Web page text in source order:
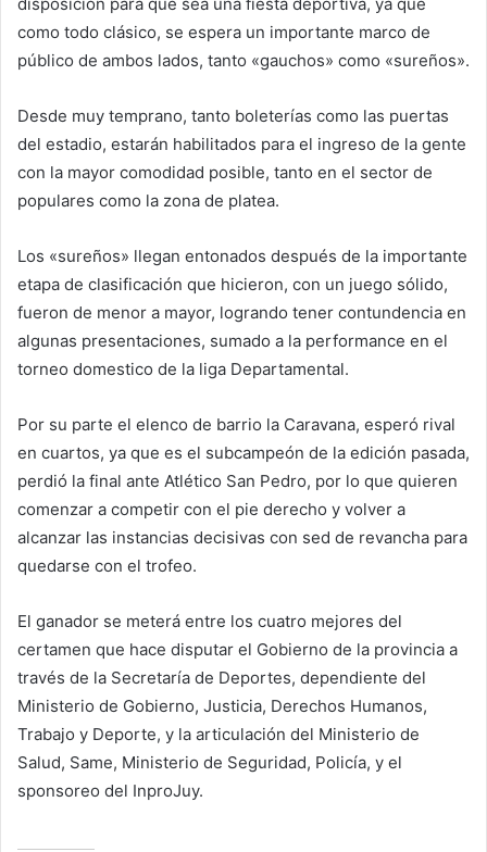
como todo clásico, se espera un importante marco de
público de ambos lados, tanto «gauchos» como «sureños».
Desde muy temprano, tanto boleterías como las puertas
del estadio, estarán habilitados para el ingreso de la gente
con la mayor comodidad posible, tanto en el sector de
populares como la zona de platea.
Los «sureños» llegan entonados después de la importante
etapa de clasificación que hicieron, con un juego sólido,
fueron de menor a mayor, logrando tener contundencia en
algunas presentaciones, sumado a la performance en el
torneo domestico de la liga Departamental.
Por su parte el elenco de barrio la Caravana, esperó rival
en cuartos, ya que es el subcampeón de la edición pasada,
perdió la final ante Atlético San Pedro, por lo que quieren
comenzar a competir con el pie derecho y volver a
alcanzar las instancias decisivas con sed de revancha para
quedarse con el trofeo.
El ganador se meterá entre los cuatro mejores del
certamen que hace disputar el Gobierno de la provincia a
través de la Secretaría de Deportes, dependiente del
Ministerio de Gobierno, Justicia, Derechos Humanos,
Trabajo y Deporte, y la articulación del Ministerio de
Salud, Same, Ministerio de Seguridad, Policía, y el
sponsoreo del InproJuy.